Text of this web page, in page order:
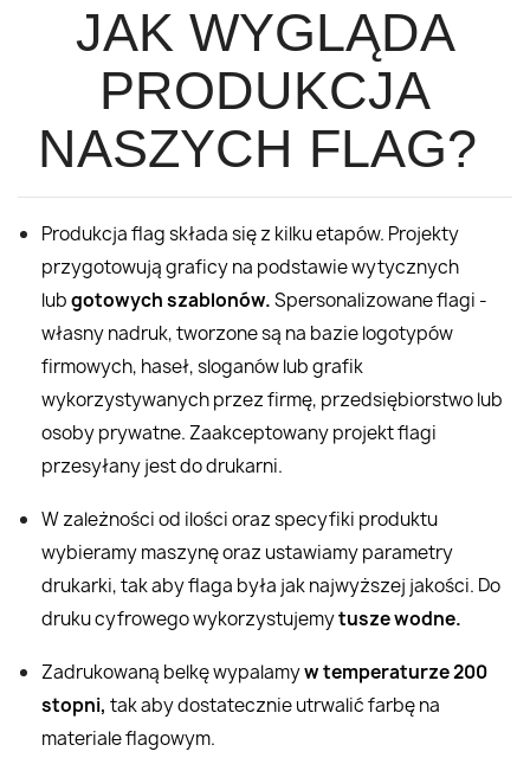
JAK WYGLĄDA
PRODUKCJA
NASZYCH FLAG?
Produkcja flag składa się z kilku etapów. Projekty
przygotowują graficy na podstawie wytycznych
lubgotowych szablonów.Spersonalizowane flagi -
własny nadruk, tworzone są na bazie logotypów
firmowych, haseł, sloganów lub grafik
wykorzystywanych przez firmę, przedsiębiorstwo lub
osoby prywatne. Zaakceptowany projekt flagi
przesyłany jest do drukarni.
W zależności od ilości oraz specyfiki produktu
wybieramy maszynę oraz ustawiamy parametry
drukarki, tak aby flaga była jak najwyższej jakości. Do
druku cyfrowego wykorzystujemytusze wodne.
Zadrukowaną belkę wypalamyw temperaturze 200
stopni, tak aby dostatecznie utrwalić farbę na
materiale flagowym.